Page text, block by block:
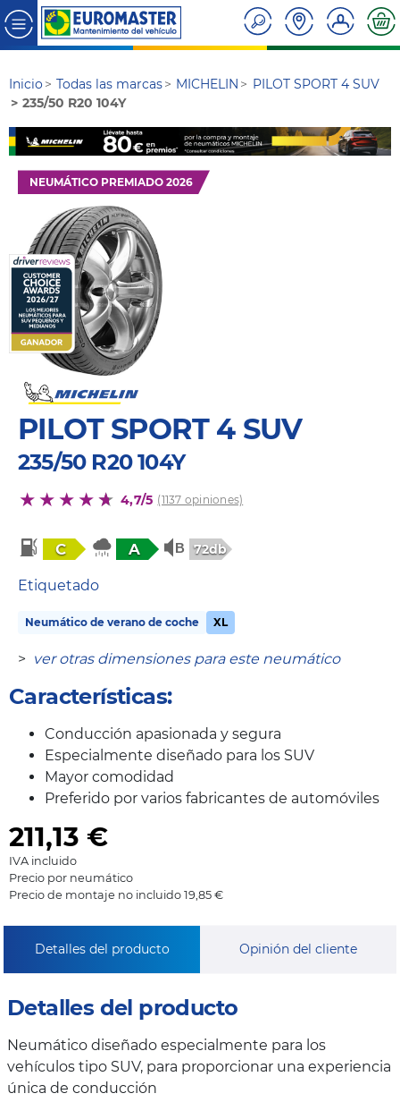
Inicio Todas las marcas MICHELIN
PILOT SPORT 4 SUV
235/50 R20 104Y
NEUMÁTICO PREMIADO 2026
PILOT SPORT 4 SUV
235/50 R20 104Y
4,7/5 (1137 opiniones)
C A 72db
Etiquetado
Neumático de verano de coche XL
> ver otras dimensiones para este neumático
Características:
Conducción apasionada y segura
Especialmente diseñado para los SUV
Mayor comodidad
Preferido por varios fabricantes de automóviles
211,13 €
IVA incluido
Precio por neumático
Precio de montaje no incluido 19,85 €
Detalles del producto Opinión del cliente
Detalles del producto
Neumático diseñado especialmente para los
vehículos tipo SUV, para proporcionar una experiencia
única de conducción